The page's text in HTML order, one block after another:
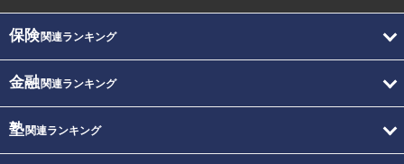
保険関連ランキング
金融関連ランキング
塾関連ランキング